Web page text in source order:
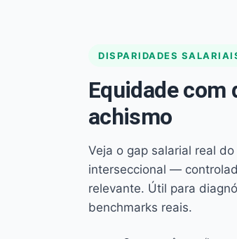
DISPARIDADES
Equidade com
achismo
Veja o gap salarial real
interseccional —
relevante. Útil para
benchmarks reais.